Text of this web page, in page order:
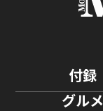
付録
グルメ